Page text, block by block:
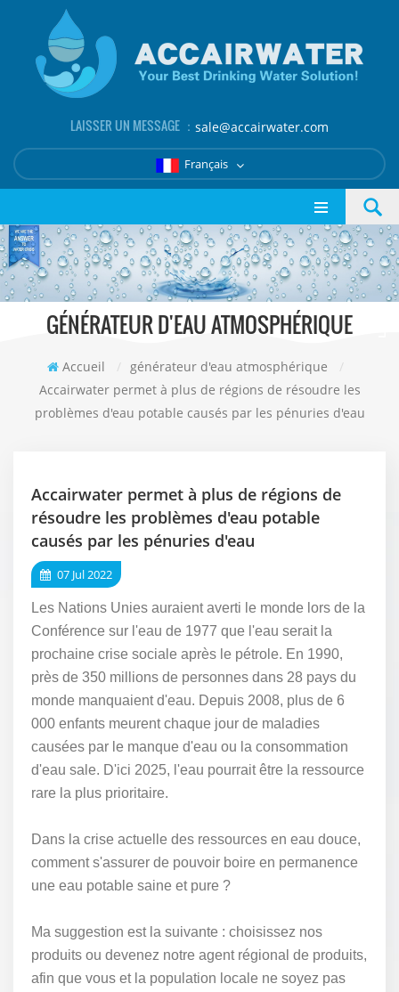
LAISSER UN MESSAGE ： sale@accairwater.com
Français
GÉNÉRATEUR D'EAU ATMOSPHÉRIQUE
Accueil / générateur d'eau atmosphérique
/
Accairwater permet à plus de régions de résoudre les
problèmes d'eau potable causés par les pénuries d'eau
Accairwater permet à plus de régions de
résoudre les problèmes d'eau potable
causés par les pénuries d'eau
07 Jul 2022
Les Nations Unies auraient averti le monde lors de la
Conférence sur l'eau de 1977 que l'eau serait la
prochaine crise sociale après le pétrole. En 1990,
près de 350 millions de personnes dans 28 pays du
monde manquaient d'eau. Depuis 2008, plus de 6
000 enfants meurent chaque jour de maladies
causées par le manque d'eau ou la consommation
d'eau sale. D'ici 2025, l'eau pourrait être la ressource
rare la plus prioritaire.
Dans la crise actuelle des ressources en eau douce,
comment s'assurer de pouvoir boire en permanence
une eau potable saine et pure ?
Ma suggestion est la suivante : choisissez nos
produits ou devenez notre agent régional de produits,
afin que vous et la population locale ne soyez pas